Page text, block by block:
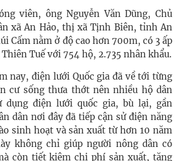
viên, ông Nguyễn Văn Dũng, Chủ
xã An Hảo, thị xã Tịnh Biên, tỉnh An
Cấm nằm ở độ cao hơn 700m, có 3 ấp
Thiên Tuế với 754 hộ, 2.735 nhân khẩu.
nay, điện lưới Quốc gia đã về tới từng
cư sống thưa thớt nên nhiều hộ dân
dụng điện lưới quốc gia, bù lại, gần
dân nơi đây đã tiếp cận sử điện năng
sinh hoạt và sản xuất từ hơn 10 năm
không chỉ giúp người nông dân có
còn tiết kiệm chi phí sản xuất, tăng